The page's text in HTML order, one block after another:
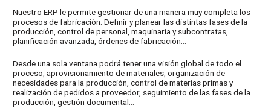
Nuestro ERP le permite gestionar de una manera muy completa los
procesos de fabricación. Definir y planear las distintas fases de la
producción, control de personal, maquinaria y subcontratas,
planificación avanzada, órdenes de fabricación…
Desde una sola ventana podrá tener una visión global de todo el
proceso, aprovisionamiento de materiales, organización de
necesidades para la producción, control de materias primas y
realización de pedidos a proveedor, seguimiento de las fases de la
producción, gestión documental…